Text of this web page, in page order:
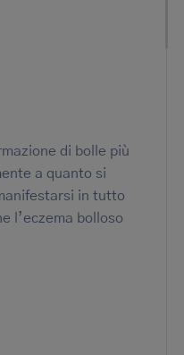
di bolle più
a quanto si
in tutto
l’eczema bolloso